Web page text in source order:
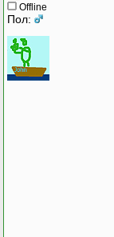
Offline
Пол: